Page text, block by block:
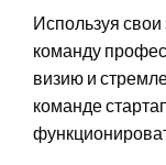
Используя
команду
визию и
команде